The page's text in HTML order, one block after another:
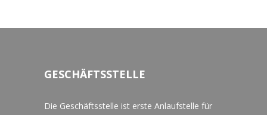
GESCHÄFTSSTELLE
Die Geschäftsstelle ist erste Anlaufstelle für